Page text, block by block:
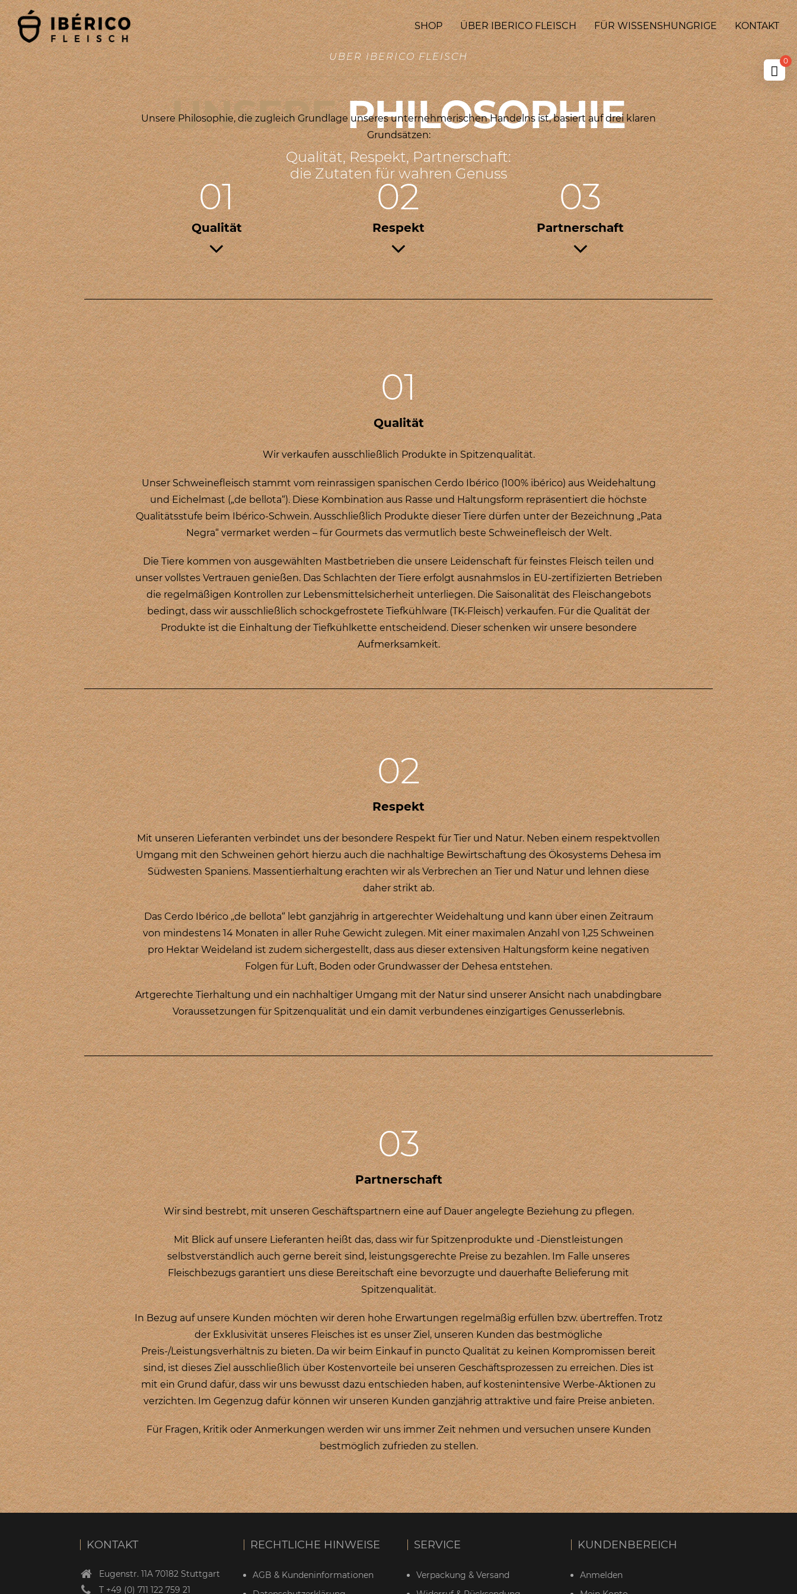
SHOP ÜBER IBERICO FLEISCH FÜR WISSENSHUNGRIGE KONTAKT
ÜBER IBERICO FLEISCH
UNSERE PHILOSOPHIE
Qualität, Respekt, Partnerschaft:
die Zutaten für wahren Genuss
Unsere Philosophie, die zugleich Grundlage unseres unternehmerischen Handelns ist, basiert auf drei klaren
Grundsätzen:
01
Qualität
02
Respekt
03
Partnerschaft
01
Qualität
Wir verkaufen ausschließlich Produkte in Spitzenqualität.
Unser Schweinefleisch stammt vom reinrassigen spanischen Cerdo Ibérico (100% ibérico) aus Weidehaltung
und Eichelmast („de bellota“). Diese Kombination aus Rasse und Haltungsform repräsentiert die höchste
Qualitätsstufe beim Ibérico-Schwein. Ausschließlich Produkte dieser Tiere dürfen unter der Bezeichnung „Pata
Negra“ vermarket werden – für Gourmets das vermutlich beste Schweinefleisch der Welt.
Die Tiere kommen von ausgewählten Mastbetrieben die unsere Leidenschaft für feinstes Fleisch teilen und
unser vollstes Vertrauen genießen. Das Schlachten der Tiere erfolgt ausnahmslos in EU-zertifizierten Betrieben
die regelmäßigen Kontrollen zur Lebensmittelsicherheit unterliegen. Die Saisonalität des Fleischangebots
bedingt, dass wir ausschließlich schockgefrostete Tiefkühlware (TK-Fleisch) verkaufen. Für die Qualität der
Produkte ist die Einhaltung der Tiefkühlkette entscheidend. Dieser schenken wir unsere besondere
Aufmerksamkeit.
02
Respekt
Mit unseren Lieferanten verbindet uns der besondere Respekt für Tier und Natur. Neben einem respektvollen
Umgang mit den Schweinen gehört hierzu auch die nachhaltige Bewirtschaftung des Ökosystems Dehesa im
Südwesten Spaniens. Massentierhaltung erachten wir als Verbrechen an Tier und Natur und lehnen diese
daher strikt ab.
Das Cerdo Ibérico „de bellota“ lebt ganzjährig in artgerechter Weidehaltung und kann über einen Zeitraum
von mindestens 14 Monaten in aller Ruhe Gewicht zulegen. Mit einer maximalen Anzahl von 1,25 Schweinen
pro Hektar Weideland ist zudem sichergestellt, dass aus dieser extensiven Haltungsform keine negativen
Folgen für Luft, Boden oder Grundwasser der Dehesa entstehen.
Artgerechte Tierhaltung und ein nachhaltiger Umgang mit der Natur sind unserer Ansicht nach unabdingbare
Voraussetzungen für Spitzenqualität und ein damit verbundenes einzigartiges Genusserlebnis.
03
Partnerschaft
Wir sind bestrebt, mit unseren Geschäftspartnern eine auf Dauer angelegte Beziehung zu pflegen.
Mit Blick auf unsere Lieferanten heißt das, dass wir für Spitzenprodukte und -Dienstleistungen
selbstverständlich auch gerne bereit sind, leistungsgerechte Preise zu bezahlen. Im Falle unseres
Fleischbezugs garantiert uns diese Bereitschaft eine bevorzugte und dauerhafte Belieferung mit
Spitzenqualität.
In Bezug auf unsere Kunden möchten wir deren hohe Erwartungen regelmäßig erfüllen bzw. übertreffen. Trotz
der Exklusivität unseres Fleisches ist es unser Ziel, unseren Kunden das bestmögliche
Preis-/Leistungsverhältnis zu bieten. Da wir beim Einkauf in puncto Qualität zu keinen Kompromissen bereit
sind, ist dieses Ziel ausschließlich über Kostenvorteile bei unseren Geschäftsprozessen zu erreichen. Dies ist
mit ein Grund dafür, dass wir uns bewusst dazu entschieden haben,auf kostenintensive Werbe-Aktionen zu
verzichten.Im Gegenzug dafür können wir unseren Kunden ganzjährig attraktive und faire Preise anbieten.
Für Fragen, Kritik oder Anmerkungen werden wir uns immer Zeit nehmen und versuchen unsereKunden
bestmöglich zufrieden zu stellen.
KONTAKT
Eugenstr. 11A 70182 Stuttgart
T +49 (0) 711 122 759 21
RECHTLICHE HINWEISE
AGB & Kundeninformationen
SERVICE
Verpackung & Versand
KUNDENBEREICH
Anmelden
0